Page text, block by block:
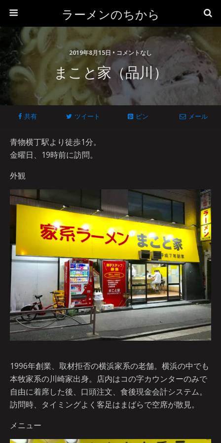
ラーメンのちから
2019年8月15日 • コメントなし
まこと家（品川）
共有 ツイート ピン メール
青物横丁駅より徒歩1分。
金曜日、19時前に訪問。
外観
1996年創業、取材拒否の横浜家系の老舗。横浜の中でも
本牧家系の川崎家出身。店内はコの字カウンターのみで
自由に着席した後、口頭注文、食後現金会計システム。
訪問時、タイミングよく客足はまばらで空席が散見。
メニュー